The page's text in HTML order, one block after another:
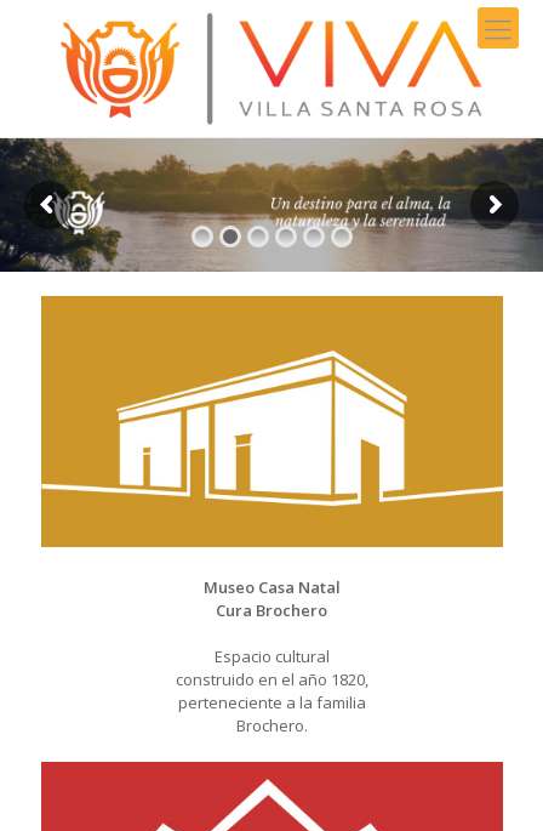
Museo Casa Natal
Cura Brochero
Espacio cultural
construido en el año 1820,
perteneciente a la familia
Brochero.